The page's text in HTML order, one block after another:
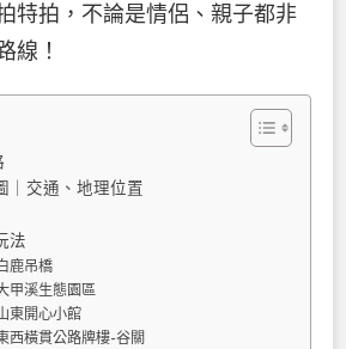
特拍，不論是情侶、親子都非
線！
｜交通、地理位置
法
鹿吊橋
甲溪生態園區
東開心小館
西橫貫公路牌樓-谷關